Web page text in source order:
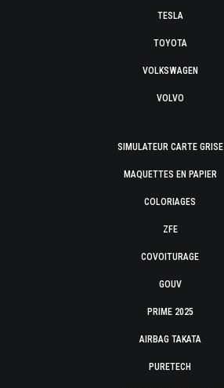
TESLA
TOYOTA
VOLKSWAGEN
VOLVO
SIMULATEUR CARTE GRISE
MAQUETTES EN PAPIER
COLORIAGES
ZFE
COVOITURAGE
GOUV
PRIME 2025
AIRBAG TAKATA
PURETECH